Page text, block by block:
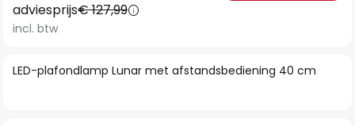
het
begin
de
LED-plafondlamp Lunar met afstandsbediening 40 cm
adviesprijs€ 127,99
incl. btw